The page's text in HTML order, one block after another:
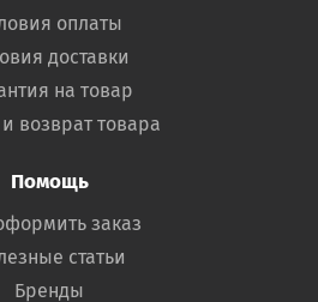
оплаты
доставки
на товар
возврат товара
Помощь
заказ
статьи
Бренды